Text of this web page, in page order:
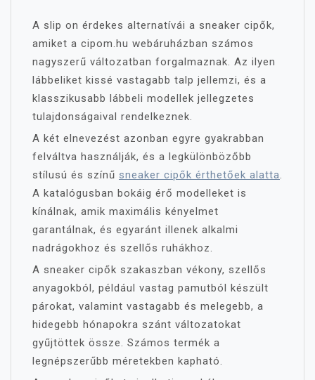
A slip on érdekes alternatívái a sneaker cipők,
amiket a cipom.hu webáruházban számos
nagyszerű változatban forgalmaznak. Az ilyen
lábbeliket kissé vastagabb talp jellemzi, és a
klasszikusabb lábbeli modellek jellegzetes
tulajdonságaival rendelkeznek.
A két elnevezést azonban egyre gyakrabban
felváltva használják, és a legkülönbözőbb
stílusú és színű sneaker cipők érthetőek alatta
A katalógusban bokáig érő modelleket is
kínálnak, amik maximális kényelmet
garantálnak, és egyaránt illenek alkalmi
nadrágokhoz és szellős ruhákhoz.
A sneaker cipők szakaszban vékony, szellős
anyagokból, például vastag pamutból készült
párokat, valamint vastagabb és melegebb, a
hidegebb hónapokra szánt változatokat
gyűjtöttek össze. Számos termék a
legnépszerűbb méretekben kapható.